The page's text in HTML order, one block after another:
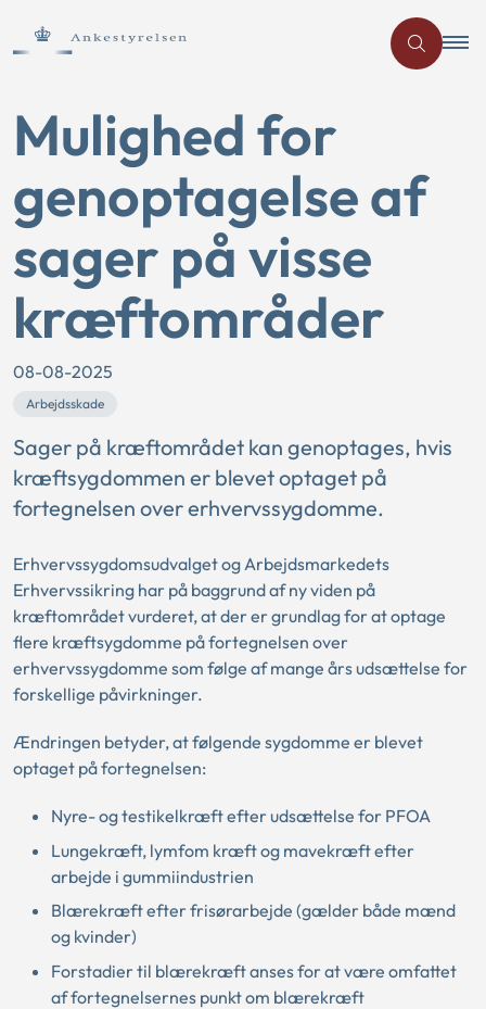
Mulighed for
genoptagelse af
sager på visse
kræftområder
08-08-2025
Arbejdsskade
Sager på kræftområdet kan genoptages, hvis
kræftsygdommen er blevet optaget på
fortegnelsen over erhvervssygdomme.
Erhvervssygdomsudvalget og Arbejdsmarkedets
Erhvervssikring har på baggrund af ny viden på
kræftområdet vurderet, at der er grundlag for at optage
flere kræftsygdomme på fortegnelsen over
erhvervssygdomme som følge af mange års udsættelse for
forskellige påvirkninger.
Ændringen betyder, at følgende sygdomme er blevet
optaget på fortegnelsen:
Nyre- og testikelkræft efter udsættelse for PFOA
Lungekræft, lymfom kræft og mavekræft efter
arbejde i gummiindustrien
Blærekræft efter frisørarbejde (gælder både mænd
og kvinder)
Forstadier til blærekræft anses for at være omfattet
af fortegnelsernes punkt om blærekræft